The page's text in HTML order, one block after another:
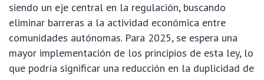
siendo un eje central en la regulación, buscando
eliminar barreras a la actividad económica entre
comunidades autónomas. Para 2025, se espera una
mayor implementación de los principios de esta ley, lo
que podría significar una reducción en la duplicidad de